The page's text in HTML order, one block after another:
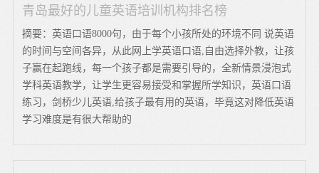
青岛最好的儿童英语培训机构排名榜
摘要：英语口语8000句，由于每个小孩所处的环境不同 说英语
的时间与空间各异，从此网上学英语口语,自由选择外教，让孩
子赢在起跑线，每一个孩子都是需要引导的，全新情景浸泡式
学科英语教学，让学生更容易接受和掌握所学知识，英语口语
练习，剑桥少儿英语,给孩子最有用的英语，毕竟这对降低英语
学习难度是有很大帮助的